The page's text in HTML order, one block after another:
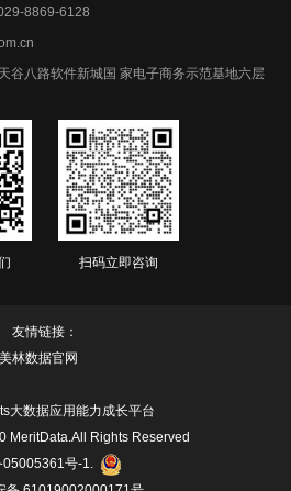
8869-6128
谷八路软件新城国 家电子商务示范基地六层
扫码立即咨询
友情链接：
美林数据官网
大数据应用能力成长平台
MeritData.All Rights Reserved
05005361号-1.